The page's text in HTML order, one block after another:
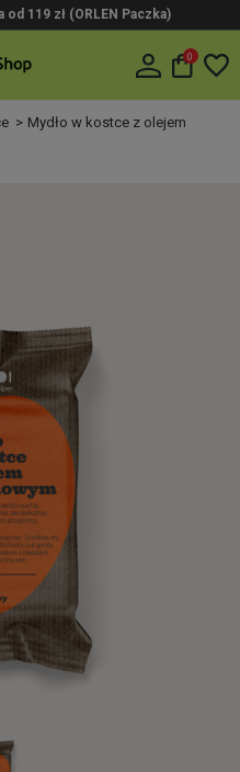
od 119 zł (ORLEN Paczka)
0
Mydło w kostce z olejem